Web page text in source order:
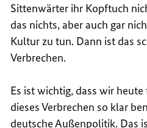
Sittenwärter ihr Kopftuch
das nichts, aber auch gar
Kultur zu tun. Dann ist das
Verbrechen.
Es ist wichtig, dass wir
dieses Verbrechen so klar
deutsche Außenpolitik. Das